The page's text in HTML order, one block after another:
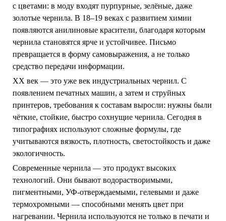
с цветами: в моду входят пурпурные, зелёные, даже
золотые чернила. В 18–19 веках с развитием химии
появляются анилиновые красители, благодаря которым
чернила становятся ярче и устойчивее. Письмо
превращается в форму самовыражения, а не только
средство передачи информации.
XX век — это уже век индустриальных чернил. С
появлением печатных машин, а затем и струйных
принтеров, требования к составам выросли: нужны были
чёткие, стойкие, быстро сохнущие чернила. Сегодня в
типографиях используют сложные формулы, где
учитываются вязкость, плотность, светостойкость и даже
экологичность.
Современные чернила — это продукт высоких
технологий. Они бывают водорастворимыми,
пигментными, УФ-отверждаемыми, гелевыми и даже
термохромными — способными менять цвет при
нагревании. Чернила используются не только в печати и